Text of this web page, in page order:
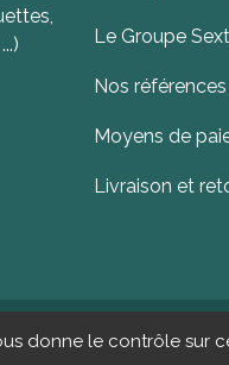
Le Groupe
Nos références
Moyens de
Livraison et
2025 - Lien
donne le contrôle sur